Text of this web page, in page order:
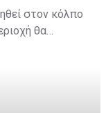
στον κόλπο
θα